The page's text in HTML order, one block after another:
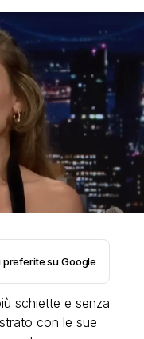
su Google
schiette e senza
con le sue